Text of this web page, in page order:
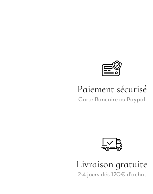
Paiement sécurisé
Carte Bancaire ou Paypal
Livraison gratuite
2-4 jours dés 120€ d'achat